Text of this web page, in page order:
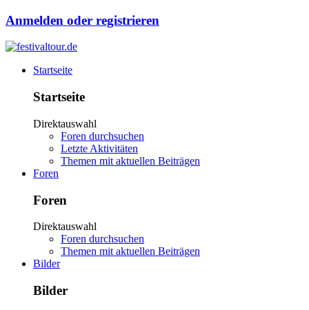
Anmelden oder registrieren
Startseite
Startseite
Direktauswahl
Foren durchsuchen
Letzte Aktivitäten
Themen mit aktuellen Beiträgen
Foren
Foren
Direktauswahl
Foren durchsuchen
Themen mit aktuellen Beiträgen
Bilder
Bilder